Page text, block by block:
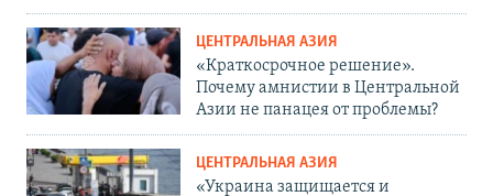
ЦЕНТРАЛЬНАЯ АЗИЯ
«Краткосрочное решение».
Почему амнистии в Центральной
Азии не панацея от проблемы?
ЦЕНТРАЛЬНАЯ АЗИЯ
«Украина защищается и